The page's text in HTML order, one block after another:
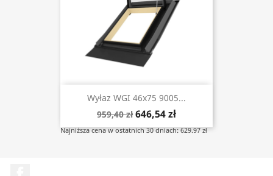
Wyłaz WGI 46x75 9005...
959,40 zł 646,54 zł
Najniższa cena w ostatnich 30 dniach: 629.97 zł